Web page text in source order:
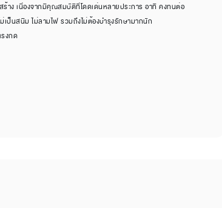
ร้าง เนื่องจากมีคุณสมบัติที่โดดเด่นหลายประการ อาทิ คงทนต่อ
เป็นสนิม ไม่ลามไฟ รวมถึงไม่ต้องบำรุงรักษามากนัก
งกด